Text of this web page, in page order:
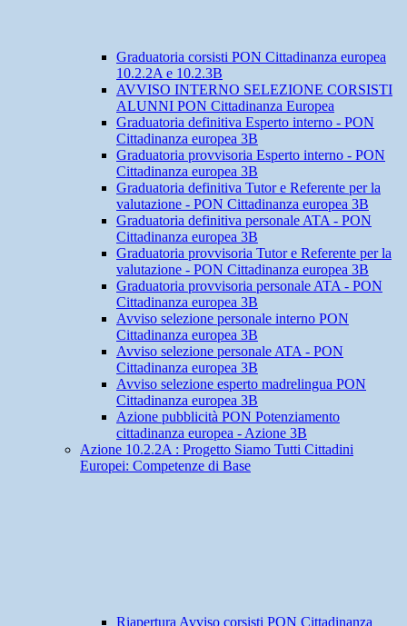
Graduatoria corsisti PON Cittadinanza europea
10.2.2A e 10.2.3B
AVVISO INTERNO SELEZIONE CORSISTI
ALUNNI PON Cittadinanza Europea
Graduatoria definitiva Esperto interno - PON
Cittadinanza europea 3B
Graduatoria provvisoria Esperto interno - PON
Cittadinanza europea 3B
Graduatoria definitiva Tutor e Referente per la
valutazione - PON Cittadinanza europea 3B
Graduatoria definitiva personale ATA - PON
Cittadinanza europea 3B
Graduatoria provvisoria Tutor e Referente per la
valutazione - PON Cittadinanza europea 3B
Graduatoria provvisoria personale ATA - PON
Cittadinanza europea 3B
Avviso selezione personale interno PON
Cittadinanza europea 3B
Avviso selezione personale ATA - PON
Cittadinanza europea 3B
Avviso selezione esperto madrelingua PON
Cittadinanza europea 3B
Azione pubblicità PON Potenziamento
cittadinanza europea - Azione 3B
Azione 10.2.2A : Progetto Siamo Tutti Cittadini
Europei: Competenze di Base
Riapertura Avviso corsisti PON Cittadinanza